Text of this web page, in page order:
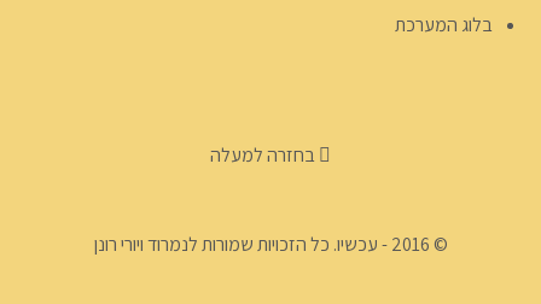
בלוג המערכת
בחזרה למעלה
© 2016 - עכשיו. כל הזכויות שמורות לנמרוד ויורי רונן